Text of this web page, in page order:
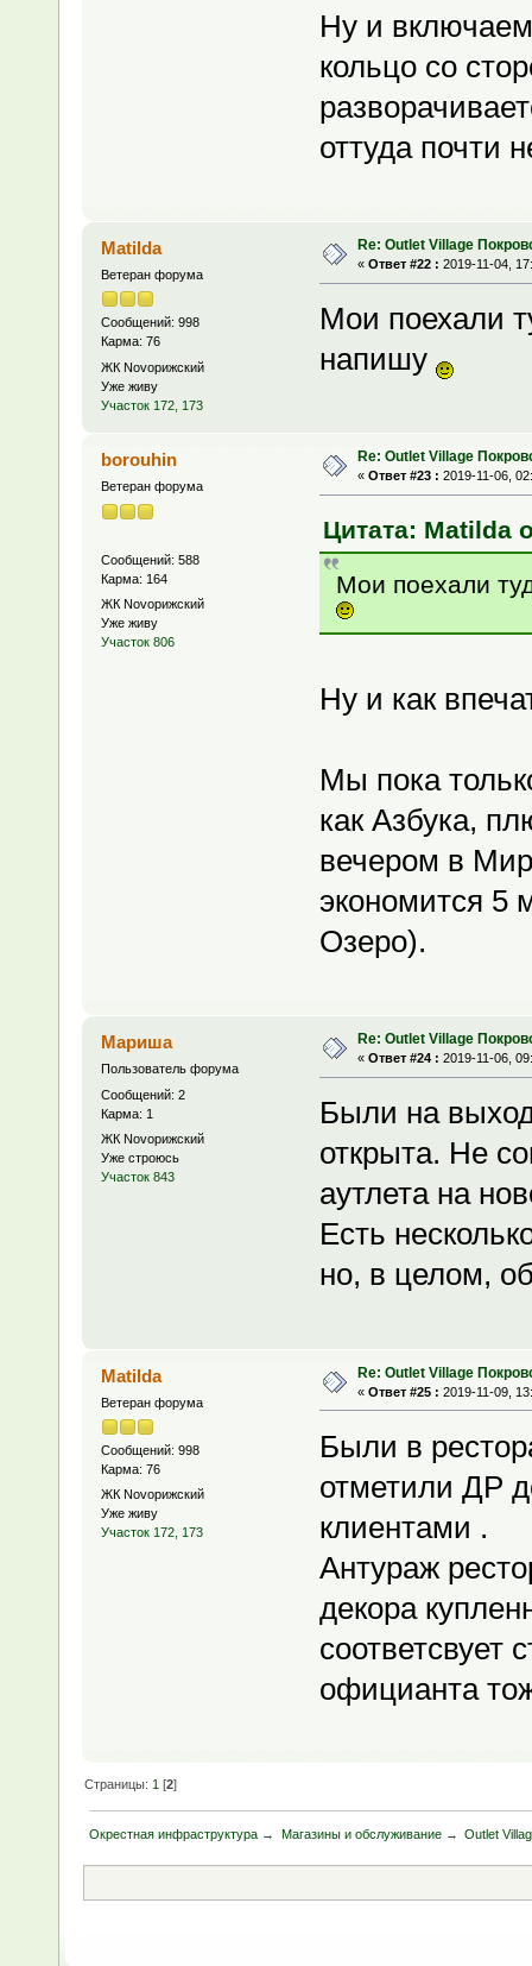
Ну и
кольцо со
оттуда почти
Matilda
Ветеран форума
Сообщений: 998
Карма: 76
ЖК Novoрижский
Уже живу
Участок 172, 173
Re: Outlet Village
« Ответ #22 : 2019-11-04,
Мои поехали
напишу
borouhin
Ветеран форума
Сообщений: 588
Карма: 164
ЖК Novoрижский
Уже живу
Участок 806
Re: Outlet Village
« Ответ #23 : 2019-11-06,
Цитата: Matilda
Мои поехали
Ну и как
Мы пока
как Азбука,
вечером в
экономится 5
Озеро).
Мариша
Пользователь форума
Сообщений: 2
Карма: 1
ЖК Novoрижский
Уже строюсь
Участок 843
Re: Outlet Village
« Ответ #24 : 2019-11-06,
Были на
открыта. Не
аутлета на
Есть
но, в целом,
Matilda
Ветеран форума
Сообщений: 998
Карма: 76
ЖК Novoрижский
Уже живу
Участок 172, 173
Re: Outlet Village
« Ответ #25 : 2019-11-09,
Были в
отметили ДР
клиентами .
Антураж
декора
соответсвует
официанта
Страницы: 1 [2]
Окрестная инфраструктура → Магазины и обслуживание→ Outlet